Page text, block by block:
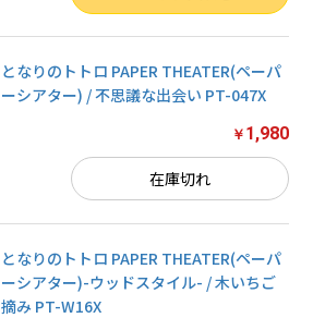
となりのトトロ PAPER THEATER(ペーパ
ーシアター) / 不思議な出会い PT-047X
￥ 1,980
在庫切れ
となりのトトロ PAPER THEATER(ペーパ
ーシアター)-ウッドスタイル- / 木いちご
摘み PT-W16X